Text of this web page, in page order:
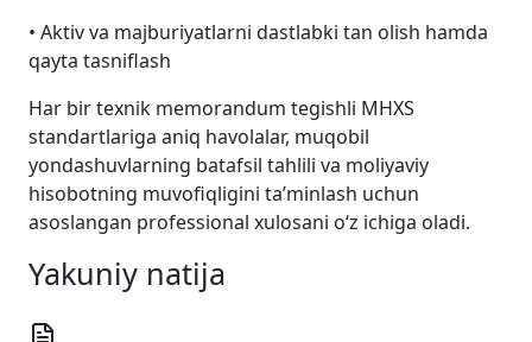
• Aktiv va majburiyatlarni dastlabki tan olish hamda
qayta tasniflash
Har bir texnik memorandum tegishli MHXS
standartlariga aniq havolalar, muqobil
yondashuvlarning batafsil tahlili va moliyaviy
hisobotning muvofiqligini ta’minlash uchun
asoslangan professional xulosani o‘z ichiga oladi.
Yakuniy natija